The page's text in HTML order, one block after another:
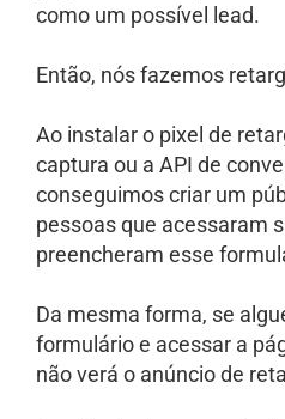
como um possível lead.
Então, nós fazemos
Ao instalar o pixel de
captura ou a API de
conseguimos criar um
pessoas que acessaram
preencheram esse
Da mesma forma, se
formulário e acessar a
não verá o anúncio de